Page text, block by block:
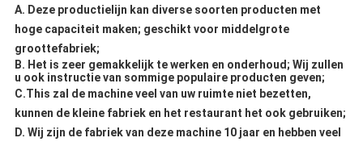
A. Deze productielijn kan diverse soorten producten met
hoge capaciteit maken; geschikt voor middelgrote
groottefabriek;
B. Het is zeer gemakkelijk te werken en onderhoud; Wij zullen
u ook instructie van sommige populaire producten geven;
C.This zal de machine veel van uw ruimte niet bezetten,
kunnen de kleine fabriek en het restaurant het ook gebruiken;
D. Wij zijn de fabriek van deze machine 10 jaar en hebben veel